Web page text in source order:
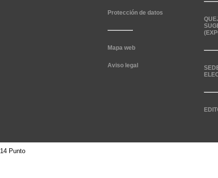
Protección de datos
Mapa web
Aviso legal
14 Punto